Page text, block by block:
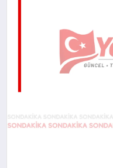
TEKNOLOJI